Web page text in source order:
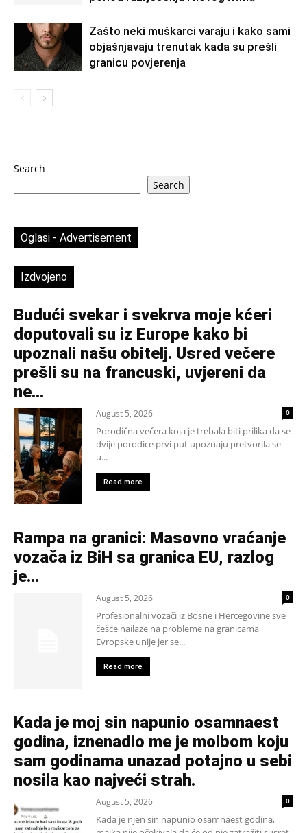
Zašto neki muškarci varaju i kako sami
objašnjavaju trenutak kada su prešli
granicu povjerenja
Search
Search
Oglasi - Advertisement
Izdvojeno
Budući svekar i svekrva moje kćeri
doputovali su iz Europe kako bi
upoznali našu obitelj. Usred večere
prešli su na francuski, uvjereni da
ne...
August 5, 2026 0
Porodična večera koja je trebala biti prilika da se
dvije porodice prvi put upoznaju pretvorila se
u...
Read more
Rampa na granici: Masovno vraćanje
vozača iz BiH sa granica EU, razlog
je…
August 5, 2026 0
Profesionalni vozači iz Bosne i Hercegovine sve
češće nailaze na probleme na granicama
Evropske unije jer se...
Read more
Kada je moj sin napunio osamnaest
godina, iznenadio me je molbom koju
sam godinama unazad potajno u sebi
nosila kao najveći strah.
August 5, 2026 0
Kada je njen sin napunio osamnaest godina,